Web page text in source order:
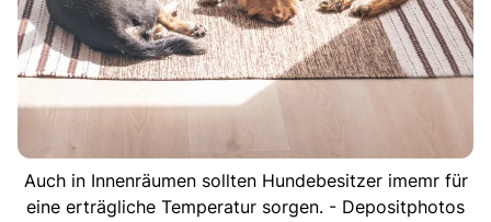
Auch in Innenräumen sollten Hundebesitzer imemr für
eine erträgliche Temperatur sorgen. - Depositphotos